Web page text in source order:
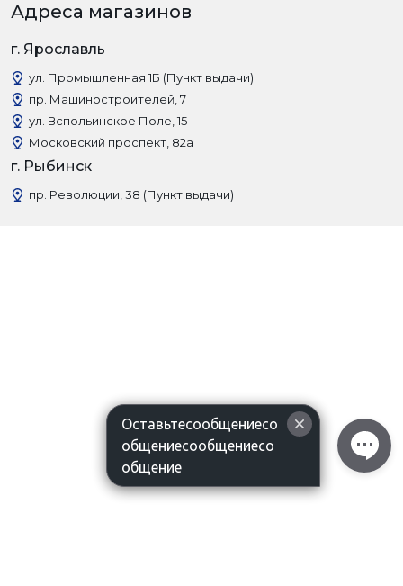
Адреса магазинов
г. Ярославль
ул. Промышленная 1Б (Пункт выдачи)
пр. Машиностроителей, 7
ул. Вспольинское Поле, 15
Московский проспект, 82а
г. Рыбинск
пр. Революции, 38 (Пункт выдачи)
Оставьтесообщениесо
общениесообщениесо
общение